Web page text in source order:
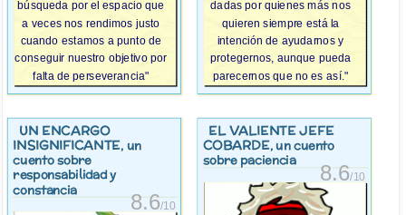
búsqueda por el espacio que
a veces nos rendimos justo
cuando estamos a punto de
conseguir nuestro objetivo por
falta de perseverancia"
dadas por quienes más nos
quieren siempre está la
intención de ayudarnos y
protegernos, aunque pueda
parecernos que no es así."
UN ENCARGO
INSIGNIFICANTE, un
cuento sobre
responsabilidad y
constancia
8.6/10
EL VALIENTE JEFE
COBARDE, un cuento
sobre paciencia
8.6/10